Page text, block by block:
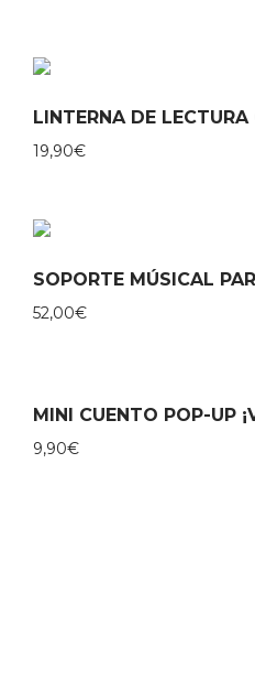
LINTERNA DE
19,90€
SOPORTE MÚSICAL
52,00€
MINI CUENTO POP-UP
9,90€